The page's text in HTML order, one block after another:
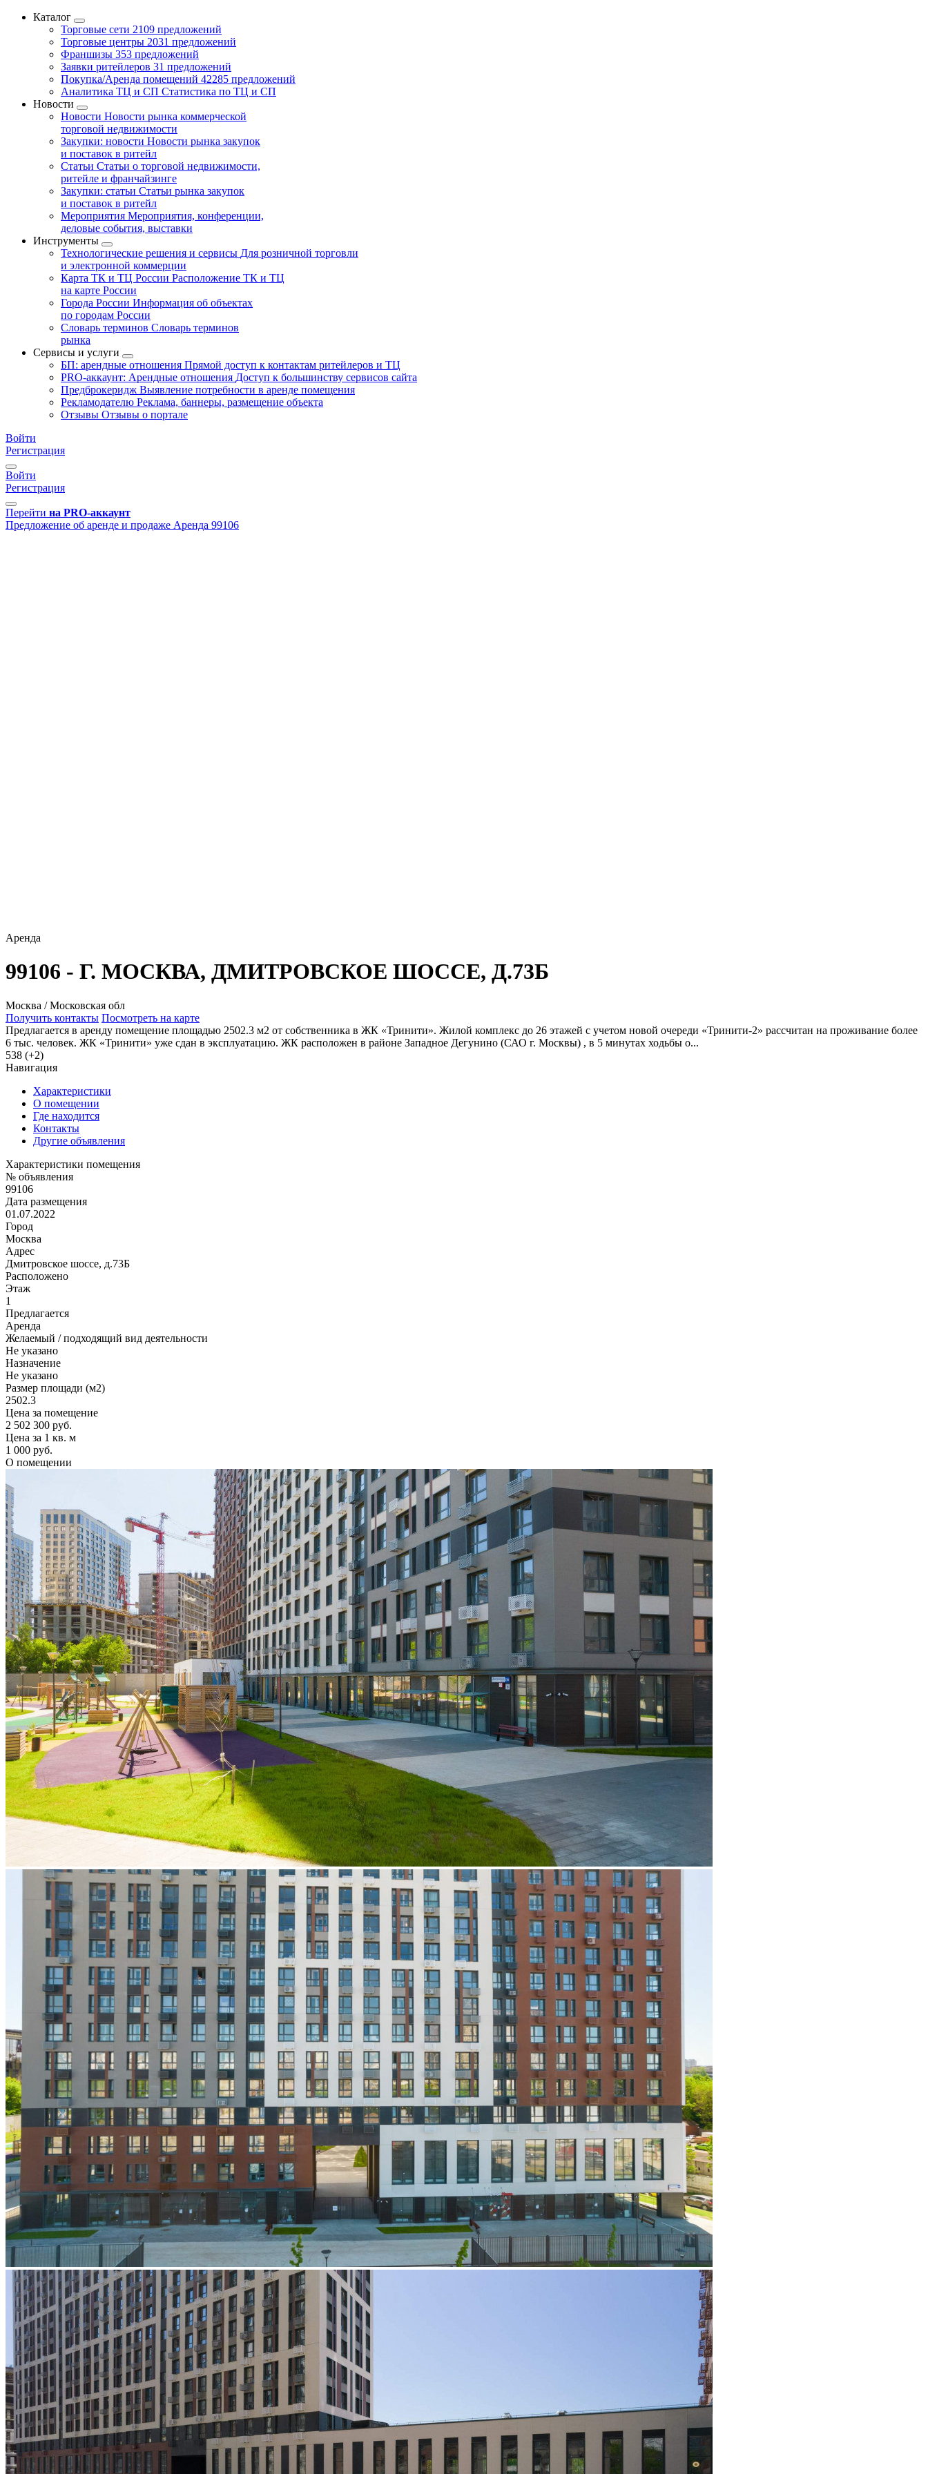
Каталог
Торговые сети 2109 предложений
Торговые центры 2031 предложений
Франшизы 353 предложений
Заявки ритейлеров 31 предложений
Покупка/Аренда помещений 42285 предложений
Аналитика ТЦ и СП Статистика по ТЦ и СП
Новости
Новости Новости рынка коммерческой
торговой недвижимости
Закупки: новости Новости рынка закупок
и поставок в ритейл
Статьи Статьи о торговой недвижимости,
ритейле и франчайзинге
Закупки: статьи Статьи рынка закупок
и поставок в ритейл
Мероприятия Мероприятия, конференции,
деловые события, выставки
Инструменты
Технологические решения и сервисы Для розничной торговли
и электронной коммерции
Карта ТК и ТЦ России Расположение ТК и ТЦ
на карте России
Города России Информация об объектах
по городам России
Словарь терминов Словарь терминов
рынка
Сервисы и услуги
БП: арендные отношения Прямой доступ к контактам ритейлеров и ТЦ
PRO-аккаунт: Арендные отношения Доступ к большинству сервисов сайта
Предброкеридж Выявление потребности в аренде помещения
Рекламодателю Реклама, баннеры, размещение объекта
Отзывы Отзывы о портале
Войти
Регистрация
Войти
Регистрация
Перейти на PRO-аккаунт
Предложение об аренде и продаже Аренда 99106
Аренда
99106 - Г. МОСКВА, ДМИТРОВСКОЕ ШОССЕ, Д.73Б
Москва / Московская обл
Получить контакты Посмотреть на карте
Предлагается в аренду помещение площадью 2502.3 м2 от собственника в ЖК «Тринити». Жилой комплекс до 26 этажей с учетом новой очереди «Тринити-2» рассчитан на проживание более
6 тыс. человек. ЖК «Тринити» уже сдан в эксплуатацию. ЖК расположен в районе Западное Дегунино (САО г. Москвы) , в 5 минутах ходьбы о...
538 (+2)
Навигация
Характеристики
О помещении
Где находится
Контакты
Другие объявления
Характеристики помещения
№ объявления
99106
Дата размещения
01.07.2022
Город
Москва
Адрес
Дмитровское шоссе, д.73Б
Расположено
Этаж
1
Предлагается
Аренда
Желаемый / подходящий вид деятельности
Не указано
Назначение
Не указано
Размер площади (м2)
2502.3
Цена за помещение
2 502 300 руб.
Цена за 1 кв. м
1 000 руб.
О помещении